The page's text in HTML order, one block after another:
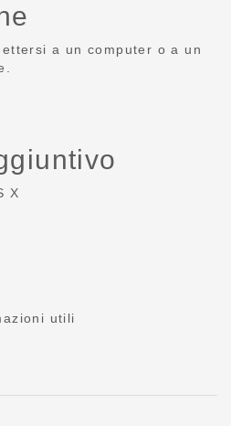
a un computer o a un
X
utili